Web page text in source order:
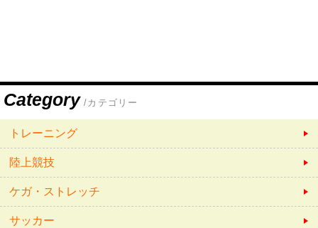
Category /カテゴリー
トレーニング
陸上競技
ケガ・ストレッチ
サッカー